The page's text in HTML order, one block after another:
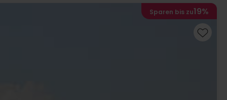
Sparen bis zu19%